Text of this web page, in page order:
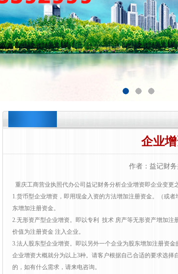
企业
作者：益记财
重庆工商营业执照代办公司益记财务分析企业增资即企业变更
1.货币型企业增资，即用现金入资的方法增加注册资金。（或
东增加注册资金。
2.无形资产型企业增资。即以专利 技术 房产等无形资产增加
价值为注册资金 注入企业。
3.法人股东型企业增资。即以另外一个企业为股东增加注册资金
企业增资大概就分为以上3种。请客户根据自己合适的要求选
的，如有什么需求，请来电咨询。